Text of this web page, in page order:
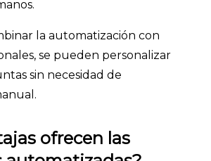
la automatización con
se pueden personalizar
sin necesidad de
ofrecen las